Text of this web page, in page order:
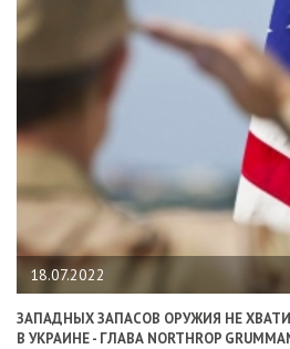
18.07.2022
ЗАПАДНЫХ ЗАПАСОВ ОРУЖИЯ НЕ
В УКРАИНЕ - ГЛАВА NORTHROP